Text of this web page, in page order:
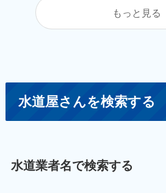
もっと見る
水道屋さんを検索する
水道業者名で検索する